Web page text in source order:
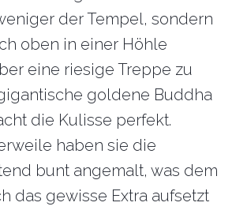
der Tempel, sondern
oben in einer Höhle
eine riesige Treppe zu
goldene Buddha
die Kulisse perfekt.
haben sie die
bunt angemalt, was dem
das gewisse Extra aufsetzt